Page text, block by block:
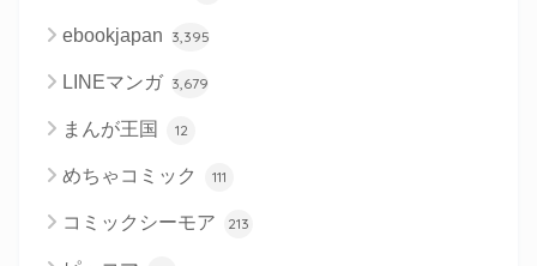
ebookjapan 3,395
LINEマンガ 3,679
まんが王国 12
めちゃコミック 111
コミックシーモア 213